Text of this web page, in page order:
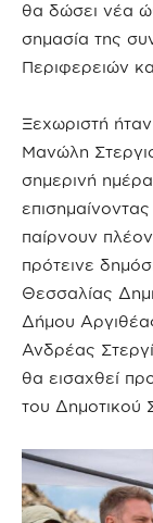
θα δώσει νέα
σημασία της
Περιφερειών
Ξεχωριστή
Μανώλη
σημερινή
παίρνουν
πρότεινε
Θεσσαλίας
Δήμου
Ανδρέας
θα εισαχθεί
του Δημοτικού